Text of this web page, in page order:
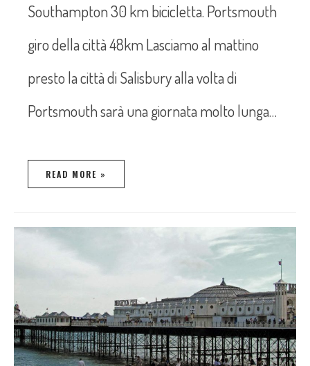
Southampton 30 km bicicletta. Portsmouth
giro della città 48km Lasciamo al mattino
presto la città di Salisbury alla volta di
Portsmouth sarà una giornata molto lunga…
READ MORE »